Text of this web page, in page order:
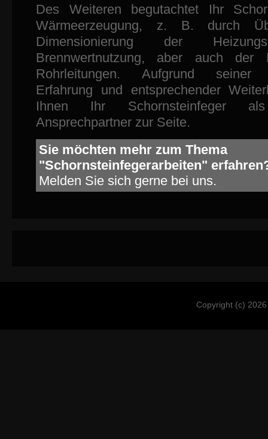
Des Weiteren begutachtet Ihr
Wärmeerzeugung, z. B. durch
Dimensionierung der
Brennwertnutzung, aber auch der
Rohrleitungen. Aufgrund seiner
Erfahrung und entsprechender
Ihnen Ihr Schornsteinfeger als
Ansprechpartner zur Seite.
Sie möchten mehr zum Thema
"Schornsteinfegerarbeiten"
Melden Sie sich gerne bei uns.
Copyright (c)